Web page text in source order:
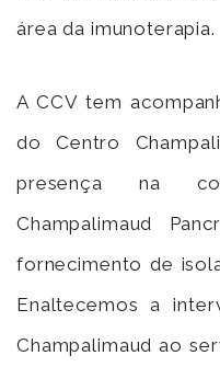
área da imunoterapia.
A CCV tem
do Centro
presença na
Champalimaud
fornecimento de
Enaltecemos a
Champalimaud ao